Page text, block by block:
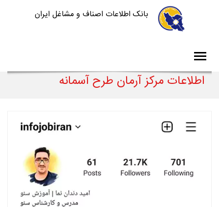
بانک اطلاعات اصناف و مشاغل ایران
اطلاعات مرکز آرمان طرح آسمانه